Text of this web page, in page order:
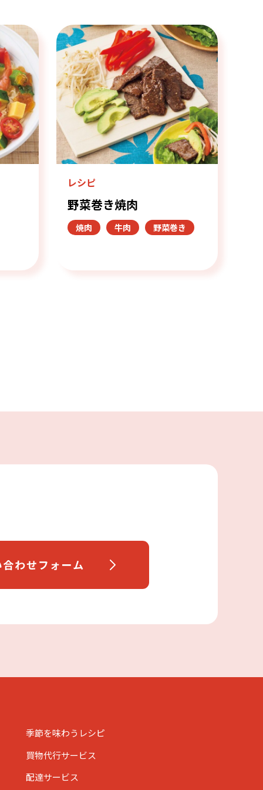
レシピ
野菜巻き焼肉
焼肉 牛肉 野菜巻き
季節を味わうレシピ
買物代行サービス
配達サービス